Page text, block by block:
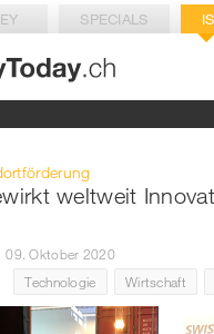
SPECIALS
weltweit
09. Oktober 2020
Technologie
Wirtschaft